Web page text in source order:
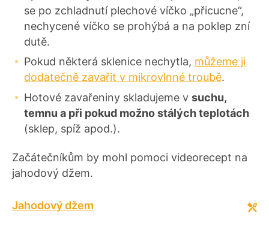
se po zchladnutí plechové víčko „přicucne“,
nechycené víčko se prohýbá a na poklep zní
dutě.
Pokud některá sklenice nechytla, můžeme ji
dodatečně zavařit v mikrovlnné troubě.
Hotové zavařeniny skladujeme v suchu,
temnu a při pokud možno stálých teplotách
(sklep, spíž apod.).
Začátečníkům by mohl pomoci videorecept na
jahodový džem.
Jahodový džem